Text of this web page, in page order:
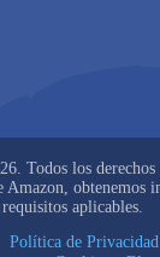
Todos los derechos
obtenemos
aplicables.
Política de Privacidad